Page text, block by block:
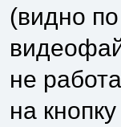
(видно
не
на